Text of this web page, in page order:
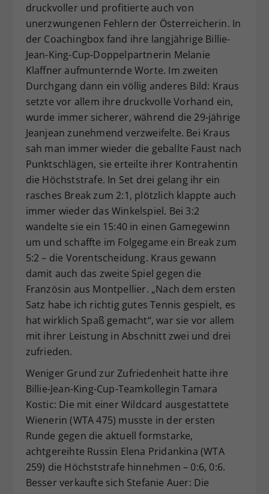
druckvoller und profitierte auch von
unerzwungenen Fehlern der Österreicherin. In
der Coachingbox fand ihre langjährige Billie-
Jean-King-Cup-Doppelpartnerin Melanie
Klaffner aufmunternde Worte. Im zweiten
Durchgang dann ein völlig anderes Bild: Kraus
setzte vor allem ihre druckvolle Vorhand ein,
wurde immer sicherer, während die 29-jährige
Jeanjean zunehmend verzweifelte. Bei Kraus
sah man immer wieder die geballte Faust nach
Punktschlägen, sie erteilte ihrer Kontrahentin
die Höchststrafe. In Set drei gelang ihr ein
rasches Break zum 2:1, plötzlich klappte auch
immer wieder das Winkelspiel. Bei 3:2
wandelte sie ein 15:40 in einen Gamegewinn
um und schaffte im Folgegame ein Break zum
5:2 – die Vorentscheidung. Kraus gewann
damit auch das zweite Spiel gegen die
Französin aus Montpellier. „Nach dem ersten
Satz habe ich richtig gutes Tennis gespielt, es
hat wirklich Spaß gemacht“, war sie vor allem
mit ihrer Leistung in Abschnitt zwei und drei
zufrieden.
Weniger Grund zur Zufriedenheit hatte ihre
Billie-Jean-King-Cup-Teamkollegin Tamara
Kostic: Die mit einer Wildcard ausgestattete
Wienerin (WTA 475) musste in der ersten
Runde gegen die aktuell formstarke,
achtgereihte Russin Elena Pridankina (WTA
259) die Höchststrafe hinnehmen – 0:6, 0:6.
Besser verkaufte sich Stefanie Auer: Die